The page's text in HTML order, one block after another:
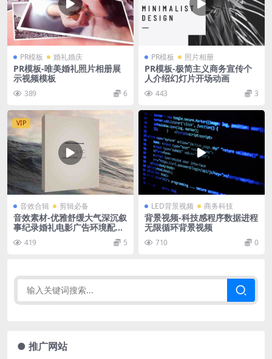
PR模板 婚礼婚庆
PR模板-唯美婚礼照片相册展
示视频模板
389 6
PR模板 照片相册
PR模板-极简主义商务宣传个
人介绍幻灯片开场动画
443 3
VIP
音效合辑 剪辑必备
音效素材-优雅舒缓大气深沉叙
事纪录婚礼电影广告环境配乐
背景音乐 第4季
419 5
LED背景视频 商务科技
背景视频-科技感程序数据进程
无限循环背景视频
710 0
● 推广网站